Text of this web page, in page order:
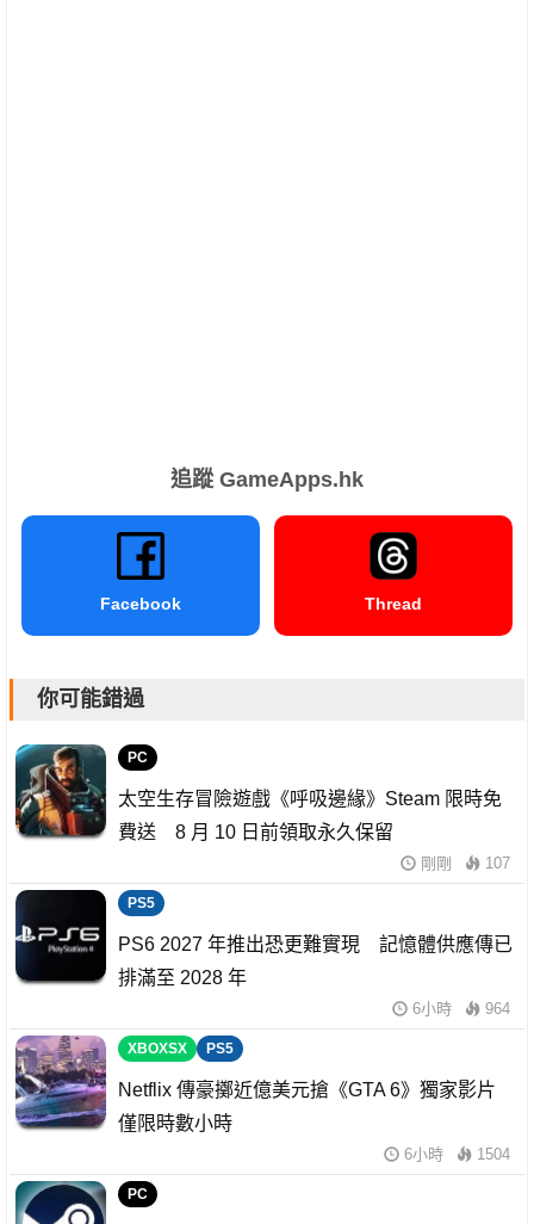
追蹤 GameApps.hk
Facebook Thread
你可能錯過
PC
太空生存冒險遊戲《呼吸邊緣》Steam 限時免
費送 8 月 10 日前領取永久保留
剛剛 107
PS5
PS6 2027 年推出恐更難實現 記憶體供應傳已
排滿至 2028 年
6小時 964
XBOXSX PS5
Netflix 傳豪擲近億美元搶《GTA 6》獨家影片
僅限時數小時
6小時 1504
PC